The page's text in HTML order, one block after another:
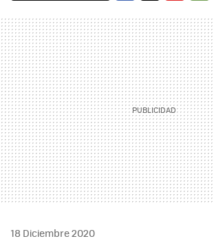
MAIL
18 Diciembre 2020